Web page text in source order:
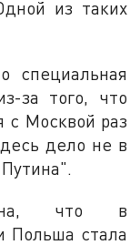
из таких
специальная
за того, что
с Москвой раз
дело не в
что в
Польша стала